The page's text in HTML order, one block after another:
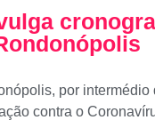
por
contra o